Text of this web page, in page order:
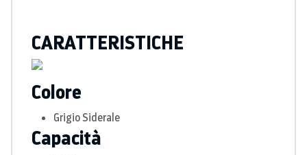
CARATTERISTICHE
Colore
Grigio Siderale
Capacità